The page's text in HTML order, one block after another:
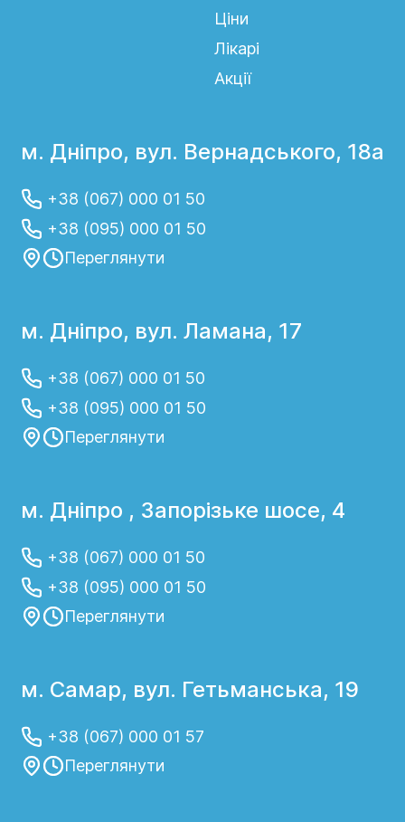
Ціни
Лікарі
Акції
м. Дніпро, вул. Вернадського, 18а
+38 (067) 000 01 50
+38 (095) 000 01 50
Переглянути
м. Дніпро, вул. Ламана, 17
+38 (067) 000 01 50
+38 (095) 000 01 50
Переглянути
м. Дніпро , Запорізьке шосе, 4
+38 (067) 000 01 50
+38 (095) 000 01 50
Переглянути
м. Самар, вул. Гетьманська, 19
+38 (067) 000 01 57
Переглянути